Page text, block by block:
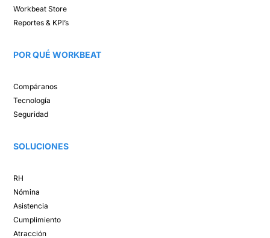
Workbeat Store​
Reportes & KPI’s​
POR QUÉ WORKBEAT​
Compáranos ​
Tecnología​
Seguridad
SOLUCIONES​
RH
Nómina​
Asistencia​
Cumplimiento​
Atracción ​